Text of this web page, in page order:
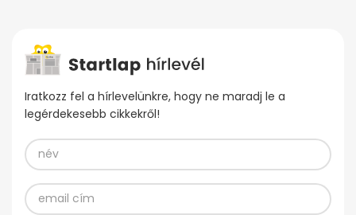
Iratkozz fel a hírlevelünkre, hogy ne maradj le a
legérdekesebb cikkekről!